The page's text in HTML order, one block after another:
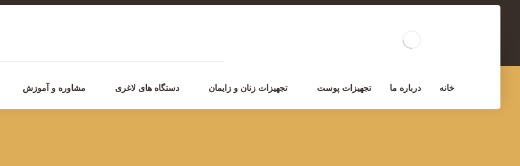
خانه درباره ما تجهیزات پوست تجهیزات زنان و زایمان دستگاه های لاغری مشاوره و آموزش